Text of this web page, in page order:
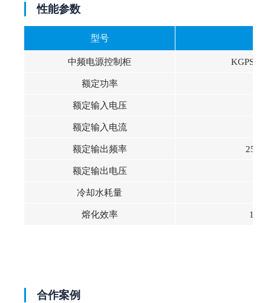
性能参数
型号
中频电源控制柜
额定功率
额定输入电压
额定输入电流
额定输出频率 2500
额定输出电压
冷却水耗量
熔化效率 160
合作案例